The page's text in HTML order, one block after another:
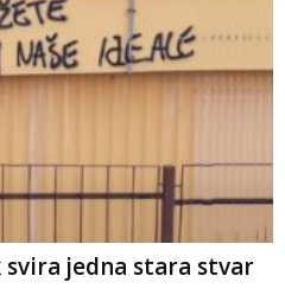
svira jedna stara stvar